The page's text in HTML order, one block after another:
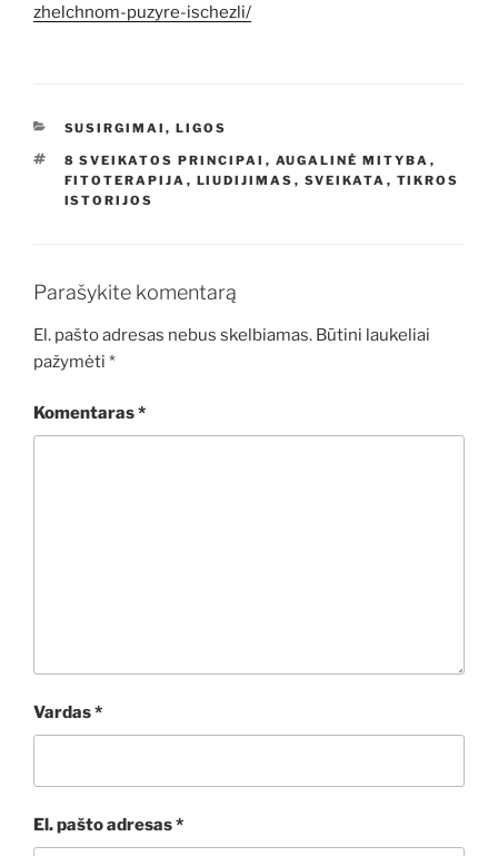
zhelchnom-puzyre-ischezli/
KATEGORIJOS
SUSIRGIMAI, LIGOS
ŽYMOS
8 SVEIKATOS PRINCIPAI , AUGALINĖ MITYBA ,
FITOTERAPIJA , LIUDIJIMAS , SVEIKATA , TIKROS
ISTORIJOS
Parašykite komentarą
El. pašto adresas nebus skelbiamas. Būtini laukeliai
pažymėti *
Komentaras*
Vardas*
El. pašto adresas*